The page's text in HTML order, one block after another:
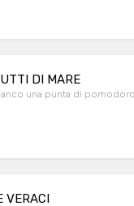
DI MARE
una punta di
VERACI